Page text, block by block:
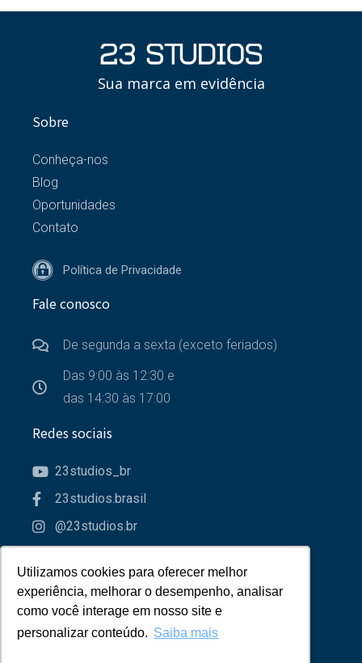
Utilizamos cookies para oferecer melhor
experiência, melhorar o desempenho, analisar
como você interage em nosso site e
personalizar conteúdo. Saiba mais
Utilizamos cookies para oferecer melhor
experiência, melhorar o desempenho, analisar
como você interage em nosso site e
personalizar conteúdo. Saiba mais
Sua marca em evidência
Sobre
Conheça-nos
Blog
Oportunidades
Contato
Política de Privacidade
Fale conosco
De segunda a sexta (exceto feriados)
Das 9:00 às 12:30 e
das 14:30 às 17:00
Redes sociais
23studios_br
23studios.brasil
@23studios.br
Parceiros